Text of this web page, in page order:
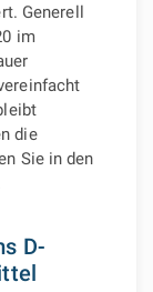
Generell
im
die
Sie in den
D-